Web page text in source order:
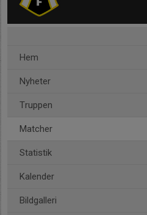
Hem
Nyheter
Truppen
Matcher
Statistik
Kalender
Bildgalleri